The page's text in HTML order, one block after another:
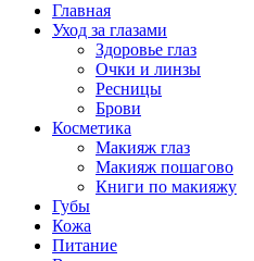
Главная
Уход за глазами
Здоровье глаз
Очки и линзы
Ресницы
Брови
Косметика
Макияж глаз
Макияж пошагово
Книги по макияжу
Губы
Кожа
Питание